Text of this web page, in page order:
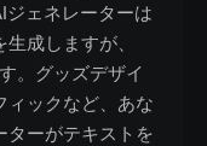
ジェネレーターは
成しますが、
。グッズデザイ
ィックなど、あな
ターがテキストを